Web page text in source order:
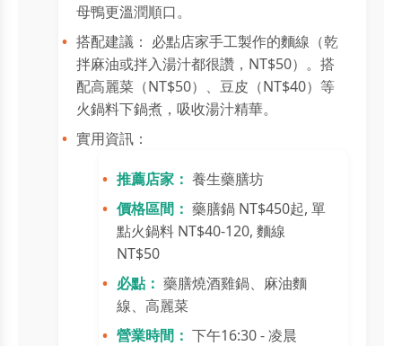
母鴨更溫潤順口。
搭配建議： 必點店家手工製作的麵線（乾
拌麻油或拌入湯汁都很讚，NT$50）。搭
配高麗菜（NT$50）、豆皮（NT$40）等
火鍋料下鍋煮，吸收湯汁精華。
實用資訊：
推薦店家： 養生藥膳坊
價格區間： 藥膳鍋 NT$450起, 單
點火鍋料 NT$40-120, 麵線
NT$50
必點： 藥膳燒酒雞鍋、麻油麵
線、高麗菜
營業時間： 下午16:30 - 凌晨